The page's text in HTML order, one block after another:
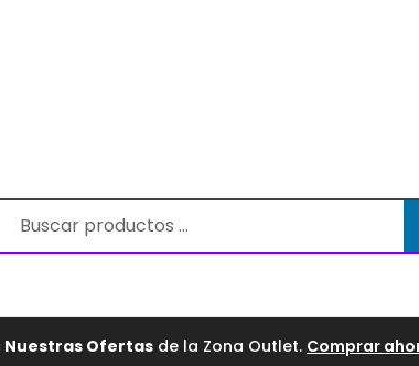
Nuestras Ofertas de la Zona Outlet. Comprar